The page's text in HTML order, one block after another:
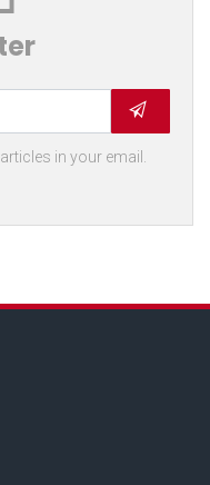
in your email.